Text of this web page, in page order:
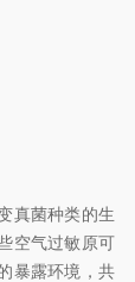
真菌种类的生
空气过敏原可
暴露环境，共